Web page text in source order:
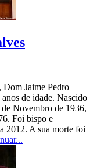
Jaime Pedro
de idade. Nascido
Novembro de 1936,
Foi bispo e
2012. A sua morte foi